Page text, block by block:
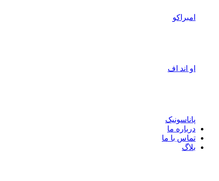
امبراکو
او اند اف
پاناسونیک
درباره ما
تماس با ما
بلاگ